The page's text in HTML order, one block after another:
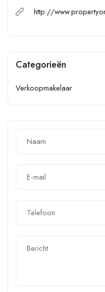
http://
Categorieën
Verkoopmakelaar